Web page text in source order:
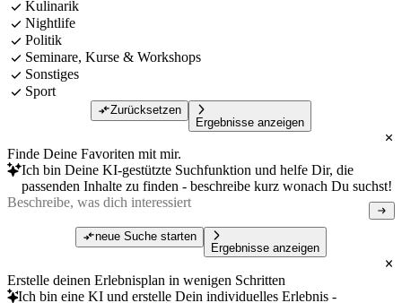
Kulinarik
Nightlife
Politik
Seminare, Kurse & Workshops
Sonstiges
Sport
Zurücksetzen
Ergebnisse anzeigen
Finde Deine Favoriten mit mir.
Ich bin Deine KI-gestützte Suchfunktion und helfe Dir, die
passenden Inhalte zu finden - beschreibe kurz wonach Du suchst!
neue Suche starten
Ergebnisse anzeigen
Erstelle deinen Erlebnisplan in wenigen Schritten
Ich bin eine KI und erstelle Dein individuelles Erlebnis -